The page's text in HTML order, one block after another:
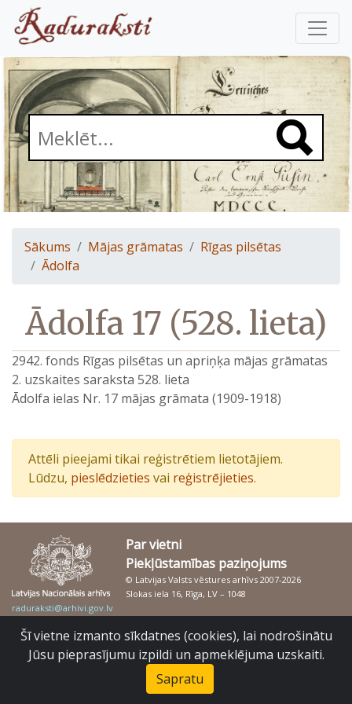
Sākums Mājas grāmatas
Rīgas pilsētas
Ādolfa
Ādolfa 17 (528. lieta)
2942. fonds Rīgas pilsētas un apriņķa mājas grāmatas
2. uzskaites saraksta 528. lieta
Ādolfa ielas Nr. 17 mājas grāmata (1909-1918)
Attēli pieejami tikai reģistrētiem lietotājiem.
Lūdzu, pieslēdzieties vai reģistrējieties.
Par vietni
Piekļūstamības paziņojums
© Latvijas Valsts vēstures arhīvs 2007-2026
Slokas iela 16, Rīga, LV – 1048
raduraksti@arhivi.gov.lv
Šī vietne izmanto sīkdatnes (cookies), lai nodrošinātu
Jūsu pieprasījumu izpildi un apmeklējuma uzskaiti.
Sapratu